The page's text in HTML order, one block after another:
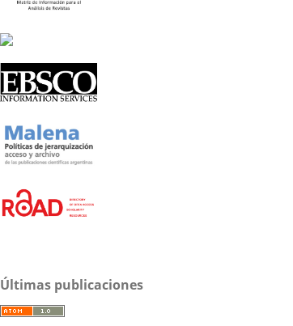
Últimas publicaciones